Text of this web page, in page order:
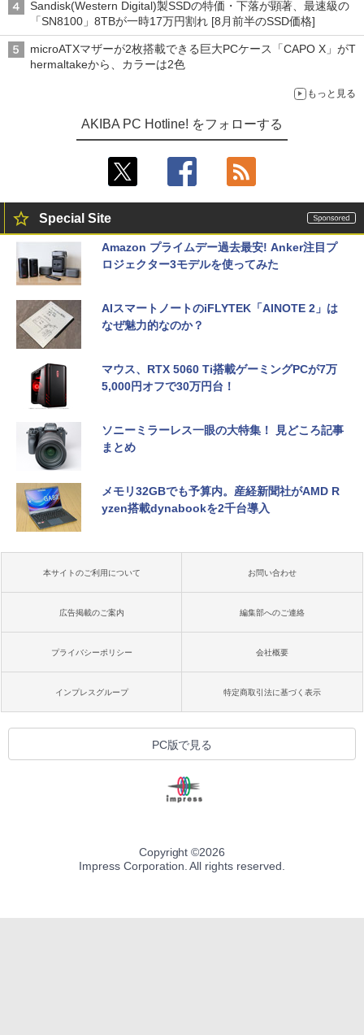
Sandisk(Western Digital)製SSDの特価・下落が顕著、最速級の
「SN8100」8TBが一時17万円割れ [8月前半のSSD価格]
microATXマザーが2枚搭載できる巨大PCケース「CAPO X」がT
hermaltakeから、カラーは2色
もっと見る
AKIBA PC Hotline! をフォローする
Special Site
Amazon プライムデー過去最安! Anker注目プ
ロジェクター3モデルを使ってみた
AIスマートノートのiFLYTEK「AINOTE 2」は
なぜ魅力的なのか？
マウス、RTX 5060 Ti搭載ゲーミングPCが7万
5,000円オフで30万円台！
ソニーミラーレス一眼の大特集！ 見どころ記事
まとめ
メモリ32GBでも予算内。産経新聞社がAMD R
yzen搭載dynabookを2千台導入
本サイトのご利用について お問い合わせ
広告掲載のご案内 編集部へのご連絡
プライバシーポリシー 会社概要
インプレスグループ 特定商取引法に基づく表示
PC版で見る
Copyright ©2026
Impress Corporation. All rights reserved.